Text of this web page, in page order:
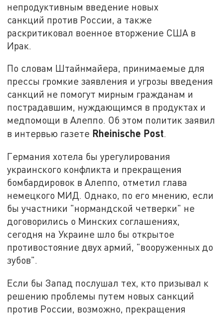
непродуктивным введение новых
санкций против России, а также
раскритиковал военное вторжение США в
Ирак.
По словам Штайнмайера, принимаемые для
прессы громкие заявления и угрозы введения
санкций не помогут мирным гражданам и
пострадавшим, нуждающимся в продуктах и
медпомощи в Алеппо. Об этом политик заявил
в интервью газете Rheinische Post.
Германия хотела бы урегулирования
украинского конфликта и прекращения
бомбардировок в Алеппо, отметил глава
немецкого МИД. Однако, по его мнению, если
бы участники "нормандской четверки" не
договорились о Минских соглашениях,
сегодня на Украине шло бы открытое
противостояние двух армий, "вооруженных до
зубов".
Если бы Запад послушал тех, кто призывал к
решению проблемы путем новых санкций
против России, возможно, прекращения